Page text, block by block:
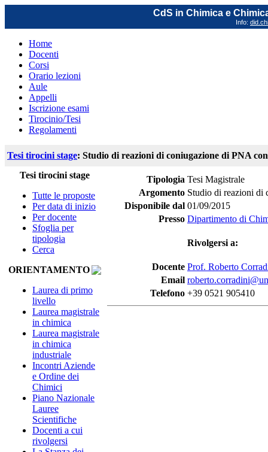
CdS in Chimica e
Info:
Home
Docenti
Corsi
Orario lezioni
Aule
Appelli
Iscrizione esami
Tirocinio/Tesi
Regolamenti
Tesi tirocini stage: Studio di reazioni di coniugazione di PNA
Tesi tirocini stage
Tutte le proposte
Per data di inizio
Per docente
Sfoglia per
tipologia
Cerca
ORIENTAMENTO
Laurea di primo
livello
Laurea magistrale
in chimica
Laurea magistrale
in chimica
industriale
Incontri Aziende
e Ordine dei
Chimici
Piano Nazionale
Lauree
Scientifiche
Docenti a cui
rivolgersi
Tipologia Tesi Magistrale
Argomento Studio di reazioni di
Disponibile dal 01/09/2015
Presso Dipartimento di
Rivolgersi a:
Docente Prof. Roberto
Email
Telefono +39 0521 905410